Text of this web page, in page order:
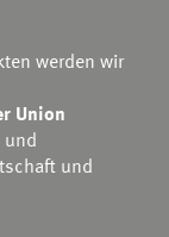
werden wir
Union
und